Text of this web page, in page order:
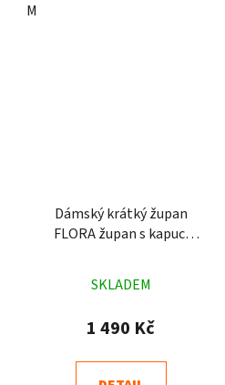
M
Dámský krátký župan
FLORA župan s kapucí
hodnocení
produktu
4,9
SKLADEM
1 490 Kč